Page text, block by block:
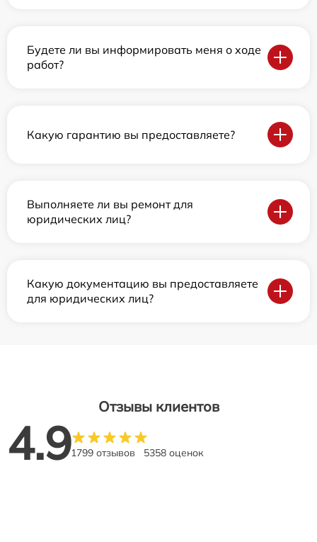
Будете ли вы информировать меня о ходе
работ?
Какую гарантию вы предоставляете?
Выполняете ли вы ремонт для
юридических лиц?
Какую документацию вы предоставляете
для юридических лиц?
Отзывы клиентов
4.91799 отзывов 5358 оценок